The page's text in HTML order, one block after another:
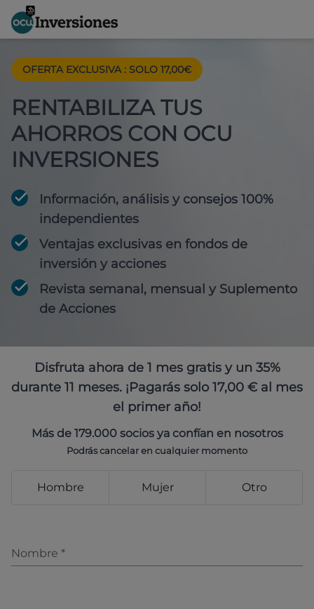
OFERTA EXCLUSIVA : SOLO 17,00€
RENTABILIZA TUS
AHORROS CON OCU
INVERSIONES
Información, análisis y consejos 100%
independientes
Ventajas exclusivas en fondos de
inversión y acciones
Revista semanal, mensual y Suplemento
de Acciones
Disfruta ahora de 1 mes gratis y un 35%
durante 11 meses. ¡Pagarás solo 17,00 € al mes
el primer año!
Más de 179.000 socios ya confían en nosotros
Podrás cancelar en cualquier momento
Hombre Mujer Otro
Nombre *